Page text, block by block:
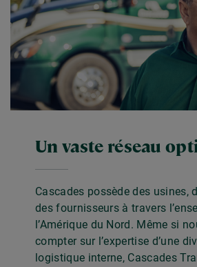
Un vaste réseau
Cascades possède des usines,
des fournisseurs à travers
l’Amérique du Nord. Même si
compter sur l’expertise d’une
logistique interne, Cascades